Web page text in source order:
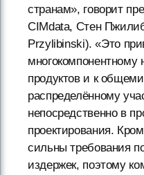
странам», говорит
CIMdata, Стен
Przylibinski). «Это
многокомпонентному
продуктов и к
распределённому
непосредственно в
проектирования.
сильны требования
издержек, поэтому